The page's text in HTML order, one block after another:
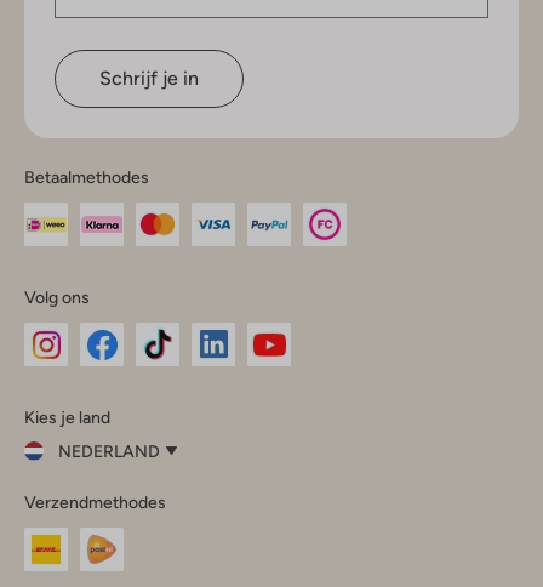
Schrijf je in
Betaalmethodes
Volg ons
InstagramFacebook
Kies je land
NEDERLAND
je
land
Nederland
Verzendmethodes